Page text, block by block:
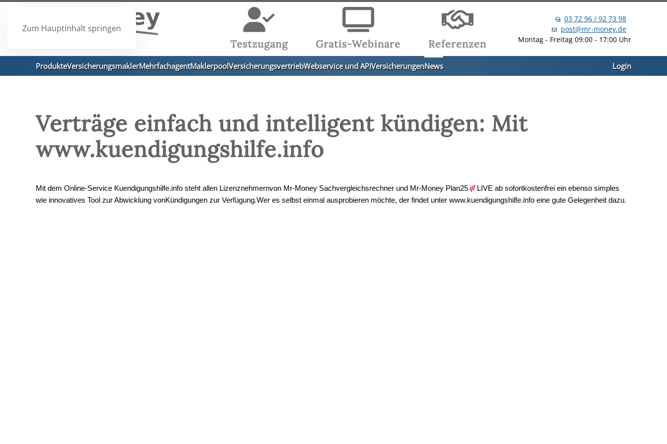
Zum Hauptinhalt springen
Testzugang Gratis-Webinare Referenzen
03 72 96 / 92 73 98
post@mr-money.de
Montag - Freitag 09:00 - 17:00 Uhr
ProdukteVersicherungsmaklerMehrfachagentMaklerpoolVersicherungsvertriebWebservice und APIVersicherungenNews Login
Verträge einfach und intelligent kündigen: Mit
www.kuendigungshilfe.info
Mit dem Online-Service Kuendigungshilfe.info steht allen Lizenznehmernvon Mr-Money Sachvergleichsrechner und Mr-Money Plan25/// LIVE ab sofortkostenfrei ein ebenso simples
wie innovatives Tool zur Abwicklung vonKündigungen zur Verfügung.Wer es selbst einmal ausprobieren möchte, der findet unter www.kuendigungshilfe.info eine gute Gelegenheit dazu.